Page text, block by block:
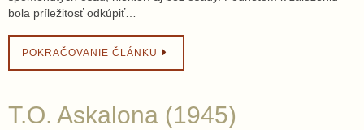
bola príležitosť odkúpiť…
POKRAČOVANIE ČLÁNKU
T.O. Askalona (1945)